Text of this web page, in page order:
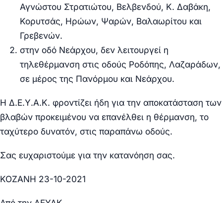
Αγνώστου Στρατιώτου, Βελβενδού, Κ. Δαβάκη,
Κορυτσάς, Ηρώων, Ψαρών, Βαλαωρίτου και
Γρεβενών.
στην οδό Νεάρχου, δεν λειτουργεί η
τηλεθέρμανση στις οδούς Ροδόπης, Λαζαράδων,
σε μέρος της Πανόρμου και Νεάρχου.
Η Δ.Ε.Υ.Α.Κ. φροντίζει ήδη για την αποκατάσταση των
βλαβών προκειμένου να επανέλθει η θέρμανση, το
ταχύτερο δυνατόν, στις παραπάνω οδούς.
Σας ευχαριστούμε για την κατανόηση σας.
ΚΟΖΑΝΗ 23-10-2021